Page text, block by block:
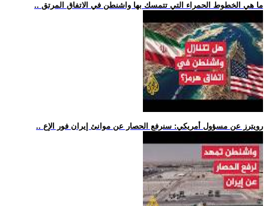
.. ما هي الخطوط الحمراء التي تتمسك بها واشنطن في الاتفاق المرتق
.. رويترز عن مسؤول أمريكي: سنرفع الحصار عن موانئ إيران فور الإع